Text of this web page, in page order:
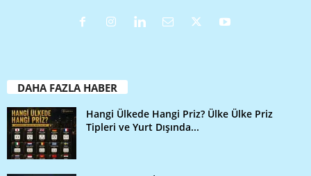
DAHA FAZLA HABER
Hangi Ülkede Hangi Priz? Ülke Ülke Priz
Tipleri ve Yurt Dışında...